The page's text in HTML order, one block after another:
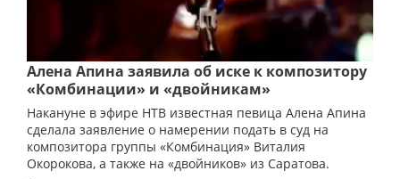
Алена Апина заявила об иске к композитору
«Комбинации» и «двойникам»
Накануне в эфире НТВ известная певица Алена Апина
сделала заявление о намерении подать в суд на
композитора группы «Комбинация» Виталия
Окорокова, а также на «двойников» из Саратова.